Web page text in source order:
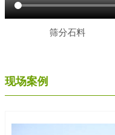
筛分石料
现场案例